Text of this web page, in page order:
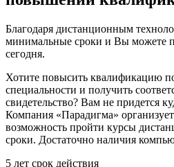
Благодаря дистанционным
минимальные сроки и Вы можете
сегодня.
Хотите повысить квалификацию
специальности и получить
свидетельство? Вам не придется
Компания «Парадигма»
возможность пройти курсы
сроки. Достаточно наличия
5 лет срок действия